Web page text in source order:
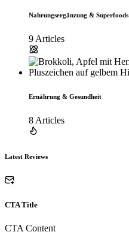
Nahrungsergänzung & Superfoods
9 Articles
Ernährung & Gesundheit
8 Articles
Latest Reviews
CTA Title
CTA Content